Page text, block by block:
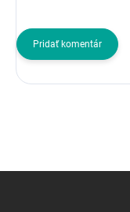
Pridať komentár